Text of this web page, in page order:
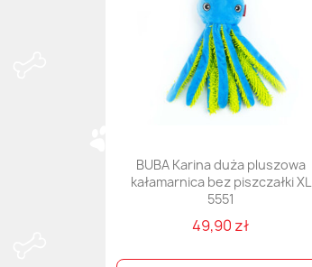
BUBA Karina duża pluszowa
kałamarnica bez piszczałki XL
5551
49,90 zł